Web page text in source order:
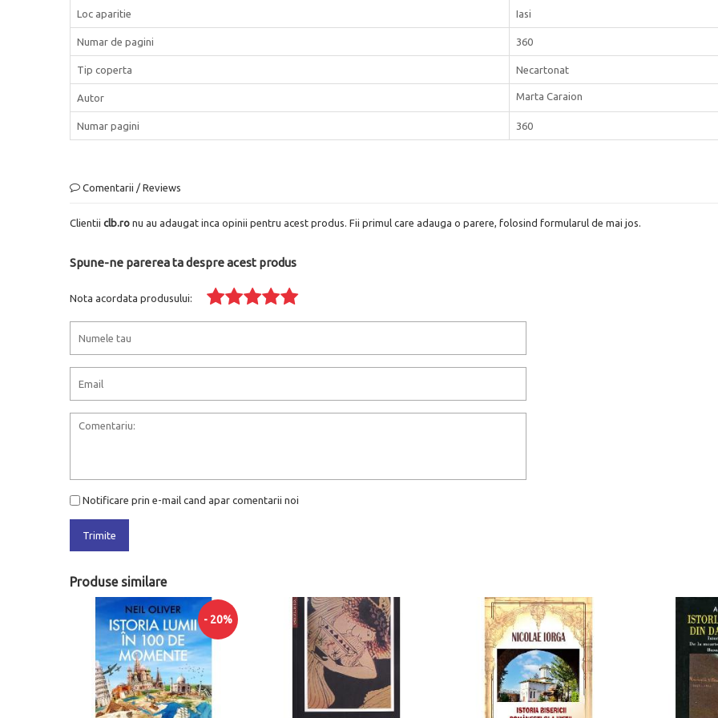
Loc aparitie Iasi
Numar de pagini 360
Tip coperta Necartonat
Autor Marta Caraion
Numar pagini 360
Comentarii / Reviews
Clientii clb.ro nu au adaugat inca opinii pentru acest produs. Fii primul care adauga o parere, folosind formularul de mai jos.
Spune-ne parerea ta despre acest produs
Nota acordata produsului:
Notificare prin e-mail cand apar comentarii noi
Trimite
Produse similare
- 20%